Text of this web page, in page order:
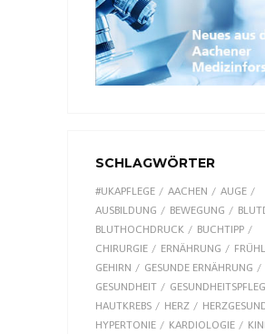
SCHLAGWÖRTER
#UKAPFLEGE AACHEN
AUGE
AUSBILDUNG
BEWEGUNG
BLUTHOCHDRUCK
BUCHTIPP
CHIRURGIE
ERNÄHRUNG
GEHIRN
GESUNDE ERNÄHRUNG
GESUNDHEIT
HAUTKREBS
HERZ
HYPERTONIE
KARDIOLOGIE